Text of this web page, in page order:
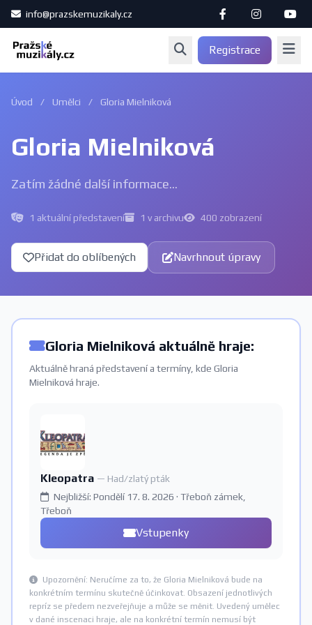
info@prazskemuzikaly.cz
Registrace
Úvod / Umělci / Gloria Mielniková
Gloria Mielniková
Zatím žádné další informace...
1 aktuální představení 1 v archivu 400 zobrazení
Přidat do oblíbených Navrhnout úpravy
Gloria Mielniková aktuálně hraje:
Aktuálně hraná představení a termíny, kde Gloria
Mielniková hraje.
Kleopatra — Had/zlatý pták
Nejbližší: Pondělí 17. 8. 2026 · Třeboň zámek,
Třeboň
Vstupenky
Upozornění: Neručíme za to, že Gloria Mielniková bude na
konkrétním termínu skutečně účinkovat. Obsazení jednotlivých
repríz se předem nezveřejňuje a může se měnit. Uvedený umělec
v dané inscenaci hraje, ale na konkrétní termín nemusí být